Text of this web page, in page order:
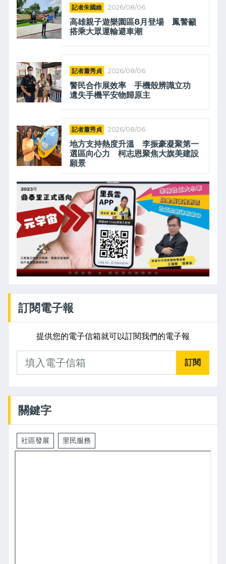
記者朱國維 2026/08/06
高雄親子遊樂園區8月登場 鳳警籲
搭乘大眾運輸避車潮
記者蕭秀貞 2026/08/06
警民合作展效率 手機殼辨識立功
遺失手機平安物歸原主
記者蕭秀貞 2026/08/06
地方支持熱度升溫 李振豪凝聚第一
選區向心力 柯志恩聚焦大旗美建設
願景
訂閱電子報
提供您的電子信箱就可以訂閱我們的電子報
訂閱
關鍵字
社區發展 里民服務